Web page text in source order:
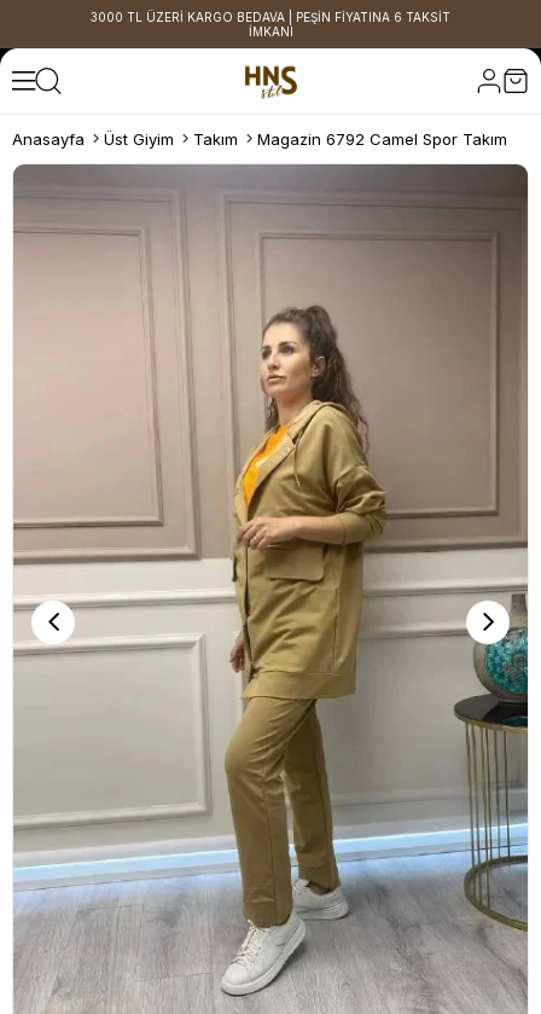
3000 TL ÜZERİ KARGO BEDAVA | PEŞİN FİYATINA 6 TAKSİT
İMKANI
Anasayfa Üst Giyim Takım Magazin 6792 Camel Spor Takım